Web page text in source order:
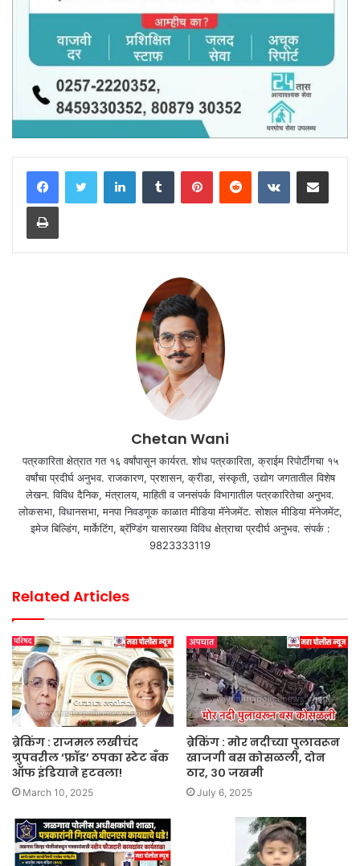
LinkedInTumblr PinterestReddit VKontakteShare via Email
Print
Chetan Wani
पत्रकारिता क्षेत्रात गत १६ वर्षांपासून कार्यरत. शोध पत्रकारिता, क्राईम रिपोर्टींगचा १५
वर्षांचा प्रदीर्घ अनुभव. राजकारण, प्रशासन, क्रीडा, संस्कृती, उद्योग जगतातील विशेष
लेखन. विविध दैनिक, मंत्रालय, माहिती व जनसंपर्क विभागातील पत्रकारितेचा अनुभव.
लोकसभा, विधानसभा, मनपा निवडणूक काळात मीडिया मॅनेजमेंट. सोशल मीडिया मॅनेजमेंट,
इमेज बिल्डिंग, मार्केटिंग, ब्रॅण्डिंग यासारख्या विविध क्षेत्राचा प्रदीर्घ अनुभव. संपर्क :
9823333119
Related Articles
ब्रेकिंग : राजमल लखीचंद
ग्रुपवरील ‘फ्रॉड’ ठपका स्टेट बँक
ऑफ इंडियाने हटवला!
March 10, 2025
ब्रेकिंग : मोर नदीच्या पुलावरून
खाजगी बस कोसळली, दोन
ठार, ३० जखमी
July 6, 2025